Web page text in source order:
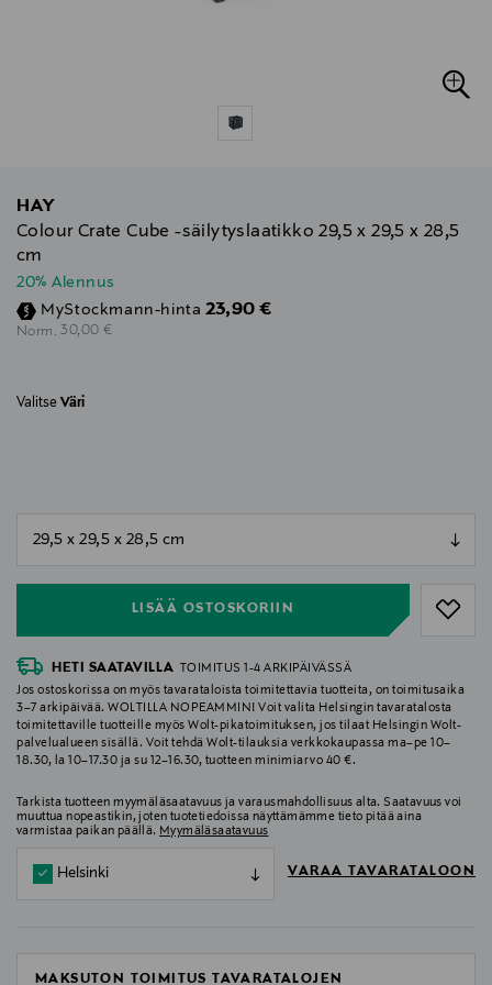
HAY
Colour Crate Cube -säilytyslaatikko 29,5 x 29,5 x 28,5
cm
20% Alennus
MyStockmann-hinta Discounted Price
23,90 €
Norm. Original Price
30,00 €
Valitse Väri
LISÄÄ OSTOSKORIIN
null
HETI SAATAVILLA TOIMITUS 1-4 ARKIPÄIVÄSSÄ
Jos ostoskorissa on myös tavarataloista toimitettavia tuotteita, on toimitusaika
3–7 arkipäivää. WOLTILLA NOPEAMMIN! Voit valita Helsingin tavaratalosta
toimitettaville tuotteille myös Wolt-pikatoimituksen, jos tilaat Helsingin Wolt-
palvelualueen sisällä. Voit tehdä Wolt-tilauksia verkkokaupassa ma–pe 10–
18.30, la 10–17.30 ja su 12–16.30, tuotteen minimiarvo 40 €.
Tarkista tuotteen myymäläsaatavuus ja varausmahdollisuus alta. Saatavuus voi
muuttua nopeastikin, joten tuotetiedoissa näyttämämme tieto pitää aina
varmistaa paikan päällä. Myymäläsaatavuus
Helsinki VARAA TAVARATALOON
MAKSUTON TOIMITUS TAVARATALOJEN